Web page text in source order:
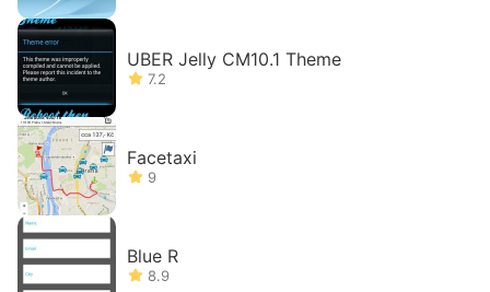
UBER Jelly CM10.1 Theme
7.2
Facetaxi
9
Blue R
8.9